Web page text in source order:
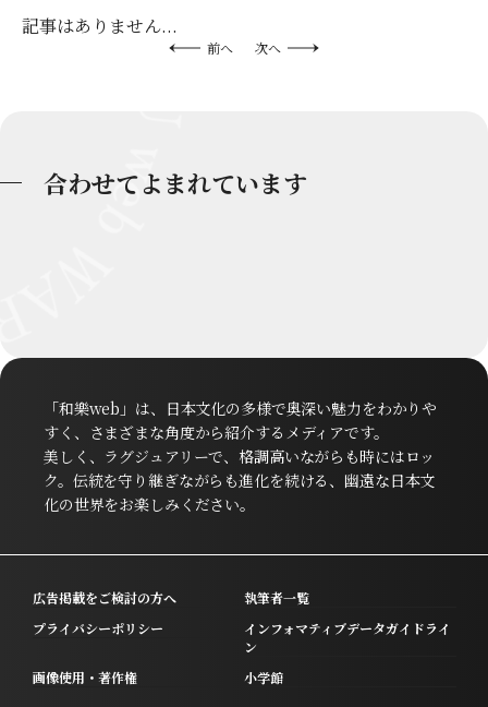
記事はありません...
前へ 次へ
合わせてよまれています
「和樂web」は、日本文化の多様で奥深い魅力をわかりや
すく、さまざまな角度から紹介するメディアです。
美しく、ラグジュアリーで、格調高いながらも時にはロッ
ク。伝統を守り継ぎながらも進化を続ける、幽遠な日本文
化の世界をお楽しみください。
広告掲載をご検討の方へ
執筆者一覧
プライバシーポリシー
インフォマティブデータガイドライ
ン
画像使用・著作権
小学館